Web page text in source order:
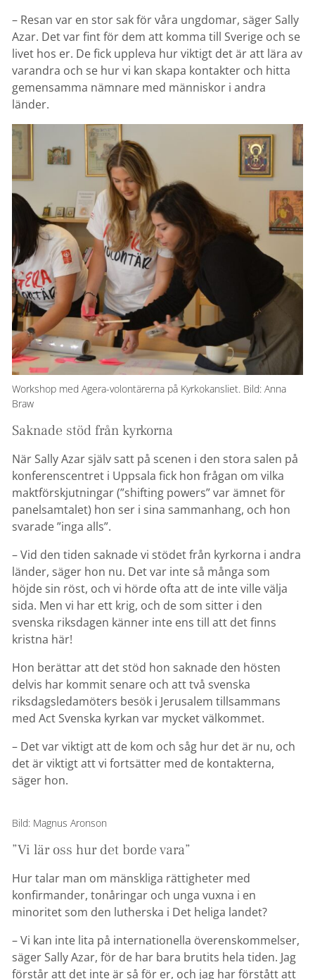
– Resan var en stor sak för våra ungdomar, säger Sally
Azar. Det var fint för dem att komma till Sverige och se
livet hos er. De fick uppleva hur viktigt det är att lära av
varandra och se hur vi kan skapa kontakter och hitta
gemensamma nämnare med människor i andra
länder.
Workshop med Agera-volontärerna på Kyrkokansliet. Bild: Anna
Braw
Saknade stöd från kyrkorna
När Sally Azar själv satt på scenen i den stora salen på
konferenscentret i Uppsala fick hon frågan om vilka
maktförskjutningar (”shifting powers” var ämnet för
panelsamtalet) hon ser i sina sammanhang, och hon
svarade ”inga alls”.
– Vid den tiden saknade vi stödet från kyrkorna i andra
länder, säger hon nu. Det var inte så många som
höjde sin röst, och vi hörde ofta att de inte ville välja
sida. Men vi har ett krig, och de som sitter i den
svenska riksdagen känner inte ens till att det finns
kristna här!
Hon berättar att det stöd hon saknade den hösten
delvis har kommit senare och att två svenska
riksdagsledamöters besök i Jerusalem tillsammans
med Act Svenska kyrkan var mycket välkommet.
– Det var viktigt att de kom och såg hur det är nu, och
det är viktigt att vi fortsätter med de kontakterna,
säger hon.
Bild: Magnus Aronson
”Vi lär oss hur det borde vara”
Hur talar man om mänskliga rättigheter med
konfirmander, tonåringar och unga vuxna i en
minoritet som den lutherska i Det heliga landet?
– Vi kan inte lita på internationella överenskommelser,
säger Sally Azar, för de har bara brutits hela tiden. Jag
förstår att det inte är så för er, och jag har förstått att